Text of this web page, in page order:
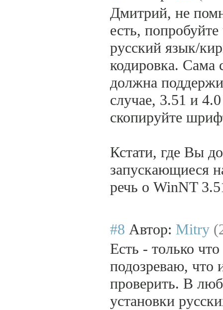
Дмитрий, не
есть,
русский язык/
кодировка. Сама
должна
случае, 3.51 и
скопируйте
Кстати, где Вы
запускающиеся
речь о WinNT
#8 Автор: Mitry
Есть - только
подозреваю, что
проверить. В
установки